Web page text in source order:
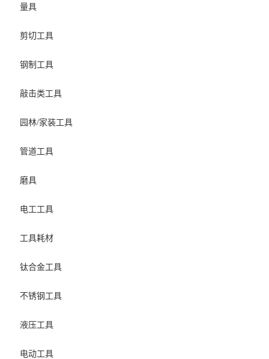
量具
剪切工具
钢制工具
敲击类工具
园林/家装工具
管道工具
磨具
电工工具
工具耗材
钛合金工具
不锈钢工具
液压工具
电动工具